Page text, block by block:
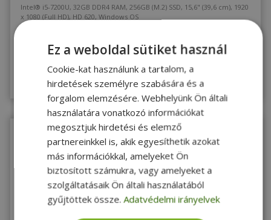
Intel® i5-7200U, 32GB DDR4 RAM, 256GB (M.2) SSD, 15,6" (39,6 cm), 1920
x 1080 (Full HD), HD 620, Windows OS
Vásárolj kuponnal 166 500 Ft
Utolsó darab!
Megnézem
Ez a weboldal sütiket használ
Cookie-kat használunk a tartalom, a
hirdetések személyre szabására és a
forgalom elemzésére. Webhelyünk Ön általi
használatára vonatkozó információkat
megosztjuk hirdetési és elemző
partnereinkkel is, akik egyesíthetik azokat
más információkkal, amelyeket Ön
biztosított számukra, vagy amelyeket a
szolgáltatásaik Ön általi használatából
gyűjtöttek össze. Adatvédelmi irányelvek